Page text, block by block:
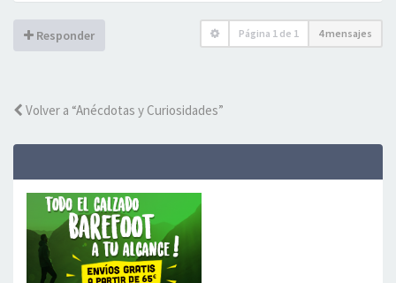
Responder Página 1 de 1 4 mensajes
Volver a “Anécdotas y Curiosidades”